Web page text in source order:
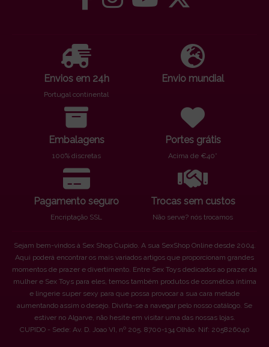
Envios em 24h
Portugal continental
Envio mundial
Embalagens
100% discretas
Portes grátis
Acima de €40*
Pagamento seguro
Encriptação SSL
Trocas sem custos
Não serve? nós trocamos
Sejam bem-vindos à Sex Shop Cupido. A sua SexShop Online desde 2004.
Aqui poderá encontrar os mais variados artigos que proporcionam grandes
momentos de prazer e divertimento. Entre Sex Toys dedicados ao prazer da
mulher e Sex Toys para eles, temos também produtos de cosmética íntima
e lingerie super sexy para que possa provocar a sua cara metade
aumentando assim o desejo. Divirta-se a navegar pelo nosso catálogo. Se
estiver no Algarve, não hesite em visitar uma das nossas lojas.
CUPIDO - Sede: Av. D. Joao VI, nº 205. 8700-134 Olhão. Nif: 205826040